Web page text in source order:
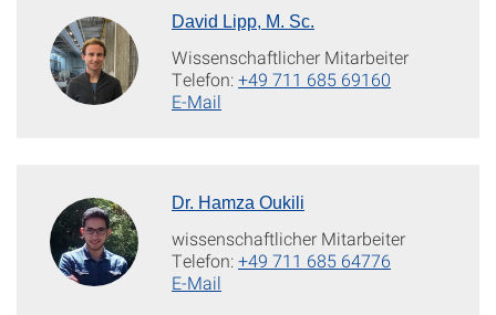
David Lipp, M. Sc.
Wissenschaftlicher Mitarbeiter
Telefon:+49 711 685 69160
E-Mail
Dr. Hamza Oukili
wissenschaftlicher Mitarbeiter
Telefon:+49 711 685 64776
E-Mail